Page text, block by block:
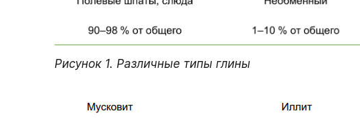
Рисунок 1. Различные типы глины